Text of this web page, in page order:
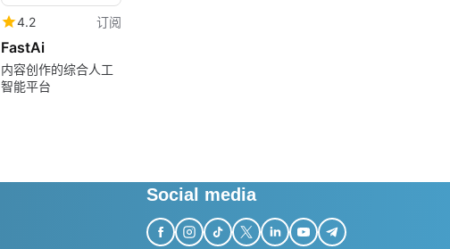
4.2 订阅
FastAi
内容创作的综合人工
智能平台
Social media